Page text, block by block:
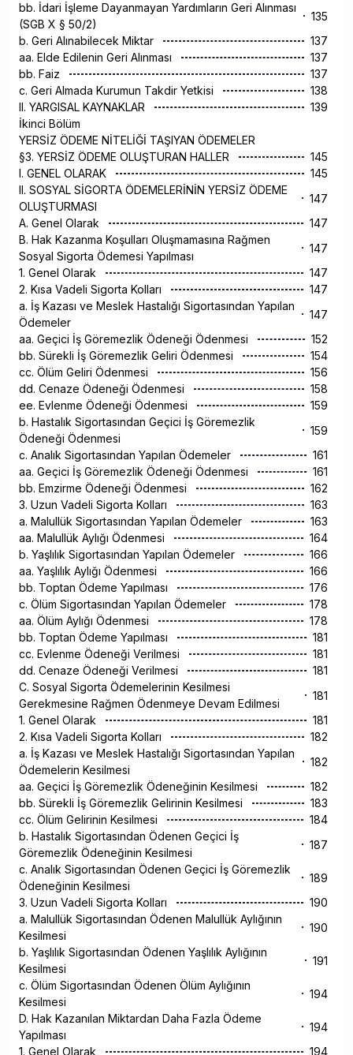
bb. İdari İşleme Dayanmayan Yardımların Geri Alınması
(SGB X § 50/2)
135
b. Geri Alınabilecek Miktar
137
aa. Elde Edilenin Geri Alınması
137
bb. Faiz
137
c. Geri Almada Kurumun Takdir Yetkisi
138
II. YARGISAL KAYNAKLAR
139
İkinci Bölüm
YERSİZ ÖDEME NİTELİĞİ TAŞIYAN ÖDEMELER
§3. YERSİZ ÖDEME OLUŞTURAN HALLER
145
I. GENEL OLARAK
145
II. SOSYAL SİGORTA ÖDEMELERİNİN YERSİZ ÖDEME
OLUŞTURMASI
147
A. Genel Olarak
147
B. Hak Kazanma Koşulları Oluşmamasına Rağmen
Sosyal Sigorta Ödemesi Yapılması
147
1. Genel Olarak
147
2. Kısa Vadeli Sigorta Kolları
147
a. İş Kazası ve Meslek Hastalığı Sigortasından Yapılan
Ödemeler
147
aa. Geçici İş Göremezlik Ödeneği Ödenmesi
152
bb. Sürekli İş Göremezlik Geliri Ödenmesi
154
cc. Ölüm Geliri Ödenmesi
156
dd. Cenaze Ödeneği Ödenmesi
158
ee. Evlenme Ödeneği Ödenmesi
159
b. Hastalık Sigortasından Geçici İş Göremezlik
Ödeneği Ödenmesi
159
c. Analık Sigortasından Yapılan Ödemeler
161
aa. Geçici İş Göremezlik Ödeneği Ödenmesi
161
bb. Emzirme Ödeneği Ödenmesi
162
3. Uzun Vadeli Sigorta Kolları
163
a. Malullük Sigortasından Yapılan Ödemeler
163
aa. Malullük Aylığı Ödenmesi
164
b. Yaşlılık Sigortasından Yapılan Ödemeler
166
aa. Yaşlılık Aylığı Ödenmesi
166
bb. Toptan Ödeme Yapılması
176
c. Ölüm Sigortasından Yapılan Ödemeler
178
aa. Ölüm Aylığı Ödenmesi
178
bb. Toptan Ödeme Yapılması
181
cc. Evlenme Ödeneği Verilmesi
181
dd. Cenaze Ödeneği Verilmesi
181
C. Sosyal Sigorta Ödemelerinin Kesilmesi
Gerekmesine Rağmen Ödenmeye Devam Edilmesi
181
1. Genel Olarak
181
2. Kısa Vadeli Sigorta Kolları
182
a. İş Kazası ve Meslek Hastalığı Sigortasından Yapılan
Ödemelerin Kesilmesi
182
aa. Geçici İş Göremezlik Ödeneğinin Kesilmesi
182
bb. Sürekli İş Göremezlik Gelirinin Kesilmesi
183
cc. Ölüm Gelirinin Kesilmesi
184
b. Hastalık Sigortasından Ödenen Geçici İş
Göremezlik Ödeneğinin Kesilmesi
187
c. Analık Sigortasından Ödenen Geçici İş Göremezlik
Ödeneğinin Kesilmesi
189
3. Uzun Vadeli Sigorta Kolları
190
a. Malullük Sigortasından Ödenen Malullük Aylığının
Kesilmesi
190
b. Yaşlılık Sigortasından Ödenen Yaşlılık Aylığının
Kesilmesi
191
c. Ölüm Sigortasından Ödenen Ölüm Aylığının
Kesilmesi
194
D. Hak Kazanılan Miktardan Daha Fazla Ödeme
Yapılması
194
1. Genel Olarak
194